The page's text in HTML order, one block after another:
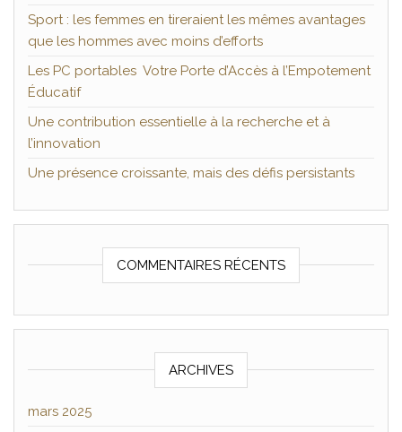
Sport : les femmes en tireraient les mêmes avantages
que les hommes avec moins d’efforts
Les PC portables Votre Porte d’Accès à l’Empotement
Éducatif
Une contribution essentielle à la recherche et à
l’innovation
Une présence croissante, mais des défis persistants
COMMENTAIRES RÉCENTS
ARCHIVES
mars 2025